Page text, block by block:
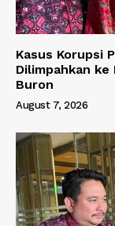
Kasus Korupsi
Dilimpahkan ke
Buron
August 7, 2026